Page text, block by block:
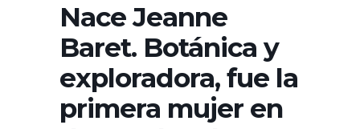
Nace Jeanne
Baret. Botánica y
exploradora, fue la
primera mujer en